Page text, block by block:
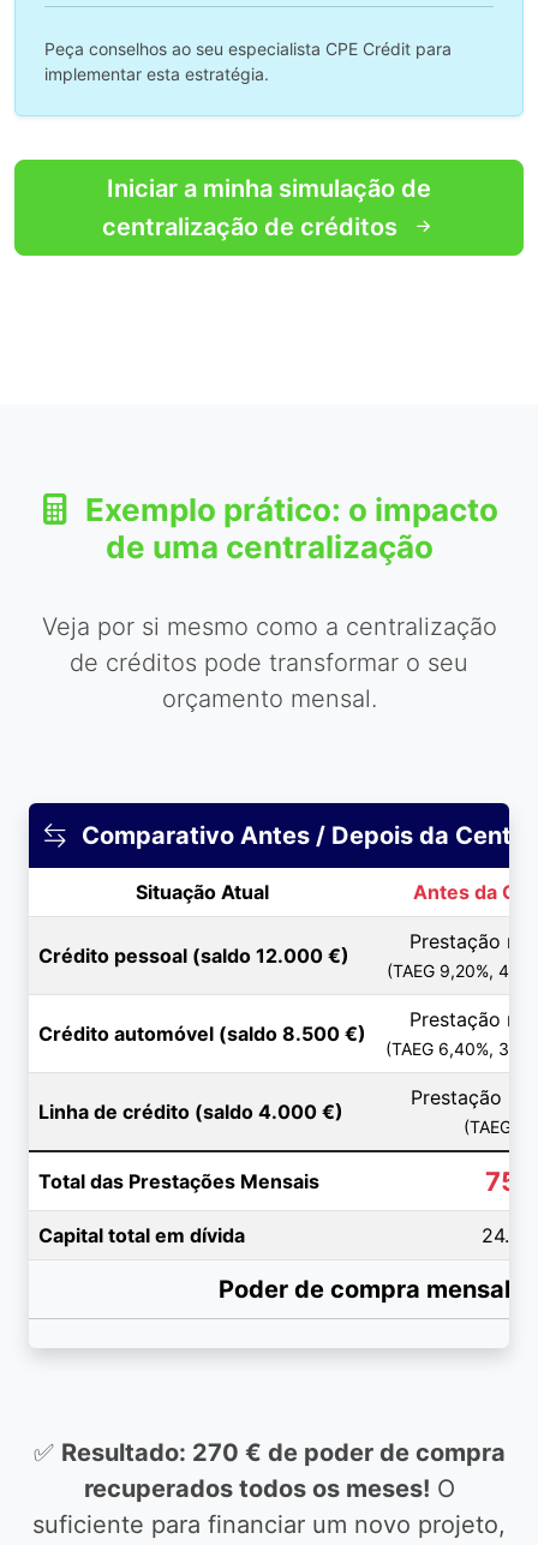
Peça conselhos ao seu especialista CPE Crédit para
implementar esta estratégia.
Iniciar a minha simulação de
centralização de créditos
Exemplo prático: o impacto
de uma centralização
Veja por si mesmo como a centralização
de créditos pode transformar o seu
orçamento mensal.
Comparativo Antes / Depois da
Situação Atual Antes da
Crédito pessoal (saldo 12.000 €)
Prestação
(TAEG 9,20%, 48
Crédito automóvel (saldo 8.500 €)
Prestação
(TAEG 6,40%, 36
Linha de crédito (saldo 4.000 €)
Prestação
(TAEG
Total das Prestações Mensais
Capital total em dívida
Poder de compra mensal
✅ Resultado: 270 € de poder de compra
recuperados todos os meses! O
suficiente para financiar um novo projeto,